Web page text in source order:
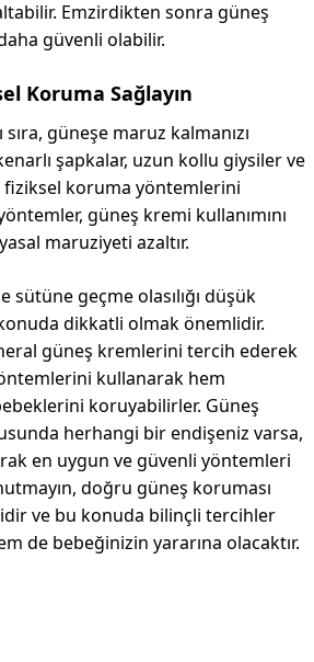
Emzirdikten sonra güneş
güvenli olabilir.
Koruma Sağlayın
güneşe maruz kalmanızı
şapkalar, uzun kollu giysiler ve
koruma yöntemlerini
güneş kremi kullanımını
maruziyeti azaltır.
sütüne geçme olasılığı düşük
dikkatli olmak önemlidir.
güneş kremlerini tercih ederek
kullanarak hem
koruyabilirler. Güneş
herhangi bir endişeniz varsa,
en uygun ve güvenli yöntemleri
doğru güneş koruması
ve bu konuda bilinçli tercihler
de bebeğinizin yararına olacaktır.